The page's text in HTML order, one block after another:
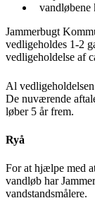
vandløbene
Jammerbugt
vedligeholdes 1-2
vedligeholdelse af
Al
De nuværende
løber 5 år frem.
Ryå
For at hjælpe med
vandløb har
vandstandsmålere.